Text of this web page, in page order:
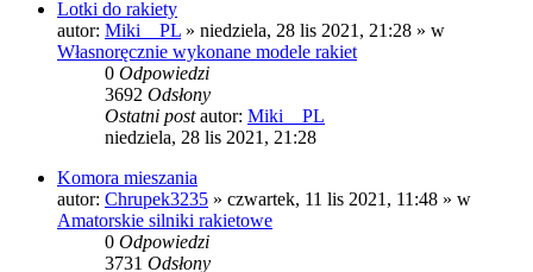
Lotki do rakiety
autor: Miki__PL » niedziela, 28 lis 2021, 21:28 » w
Własnoręcznie wykonane modele rakiet
0 Odpowiedzi
3692 Odsłony
Ostatni postautor: Miki__PL
niedziela, 28 lis 2021, 21:28
Komora mieszania
autor: Chrupek3235 » czwartek, 11 lis 2021, 11:48 » w
Amatorskie silniki rakietowe
0 Odpowiedzi
3731 Odsłony